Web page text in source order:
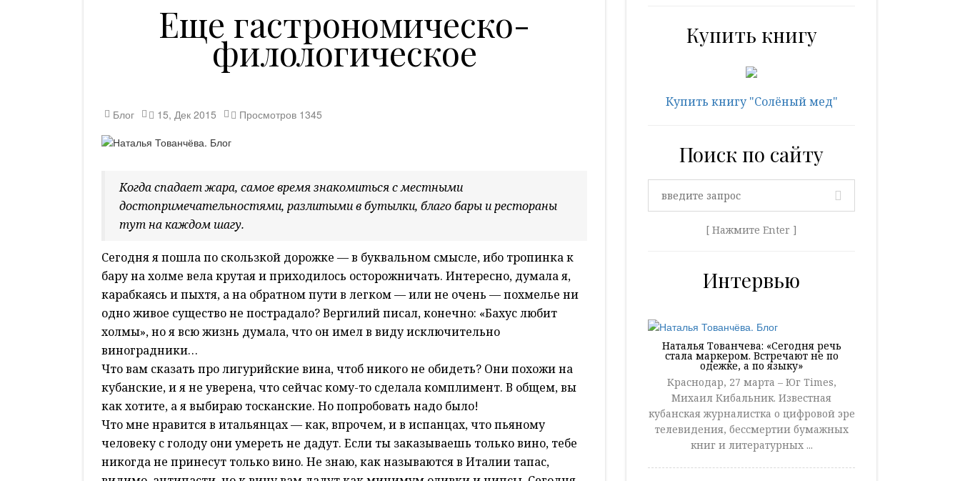
Еще гастрономическо-
филологическое
Блог 15, Дек 2015 Просмотров 1345
Когда спадает жара, самое время знакомиться с местными
достопримечательностями, разлитыми в бутылки, благо бары и рестораны
тут на каждом шагу.
Сегодня я пошла по скользкой дорожке — в буквальном смысле, ибо тропинка к
бару на холме вела крутая и приходилось осторожничать. Интересно, думала я,
карабкаясь и пыхтя, а на обратном пути в легком — или не очень — похмелье ни
одно живое существо не пострадало? Вергилий писал, конечно: «Бахус любит
холмы», но я всю жизнь думала, что он имел в виду исключительно
виноградники…
Что вам сказать про лигурийские вина, чтоб никого не обидеть? Они похожи на
кубанские, и я не уверена, что сейчас кому-то сделала комплимент. В общем, вы
как хотите, а я выбираю тосканские. Но попробовать надо было!
Что мне нравится в итальянцах — как, впрочем, и в испанцах, что пьяному
человеку с голоду они умереть не дадут. Если ты заказываешь только вино, тебе
никогда не принесут только вино. Не знаю, как называются в Италии тапас,
Купить книгу
Купить книгу "Солёный мед"
Поиск по сайту
[ Нажмите Enter ]
Интервью
Наталья Тованчева: «Сегодня речь
стала маркером. Встречают не по
одежке, а по языку»
Краснодар, 27 марта – Юг Times,
Михаил Кибальник. Известная
кубанская журналистка о цифровой эре
телевидения, бессмертии бумажных
книг и литературных ...